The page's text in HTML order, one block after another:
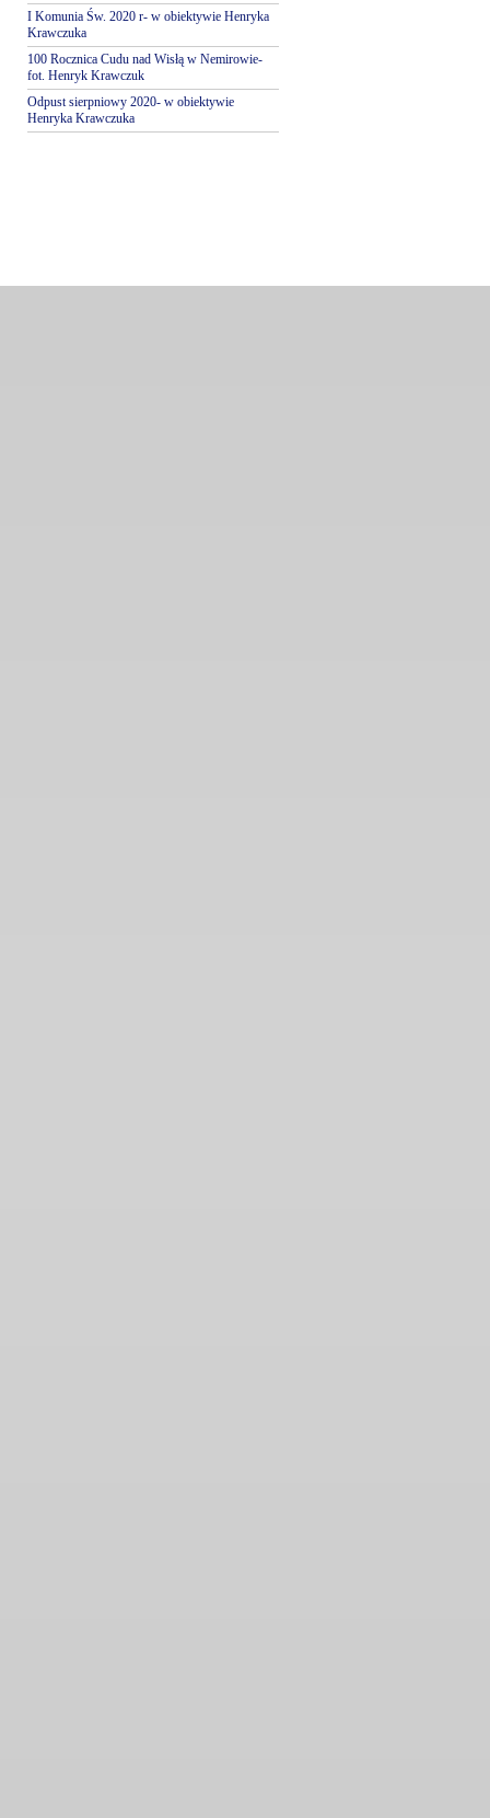
I Komunia Św. 2020 r- w obiektywie Henryka
Krawczuka
100 Rocznica Cudu nad Wisłą w Nemirowie-
fot. Henryk Krawczuk
Odpust sierpniowy 2020- w obiektywie
Henryka Krawczuka